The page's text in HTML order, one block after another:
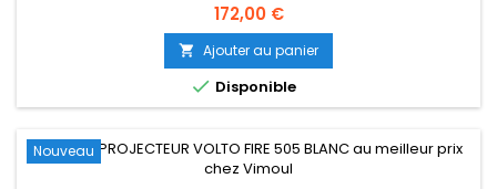
Prix
172,00 €
 Ajouter au panier
 Disponible
Nouveau